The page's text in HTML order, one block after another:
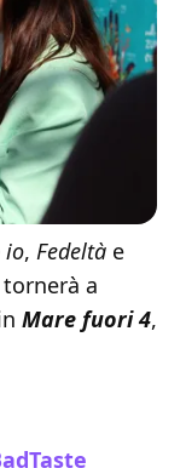
io, Fedeltà e
tornerà a
Mare fuori 4,